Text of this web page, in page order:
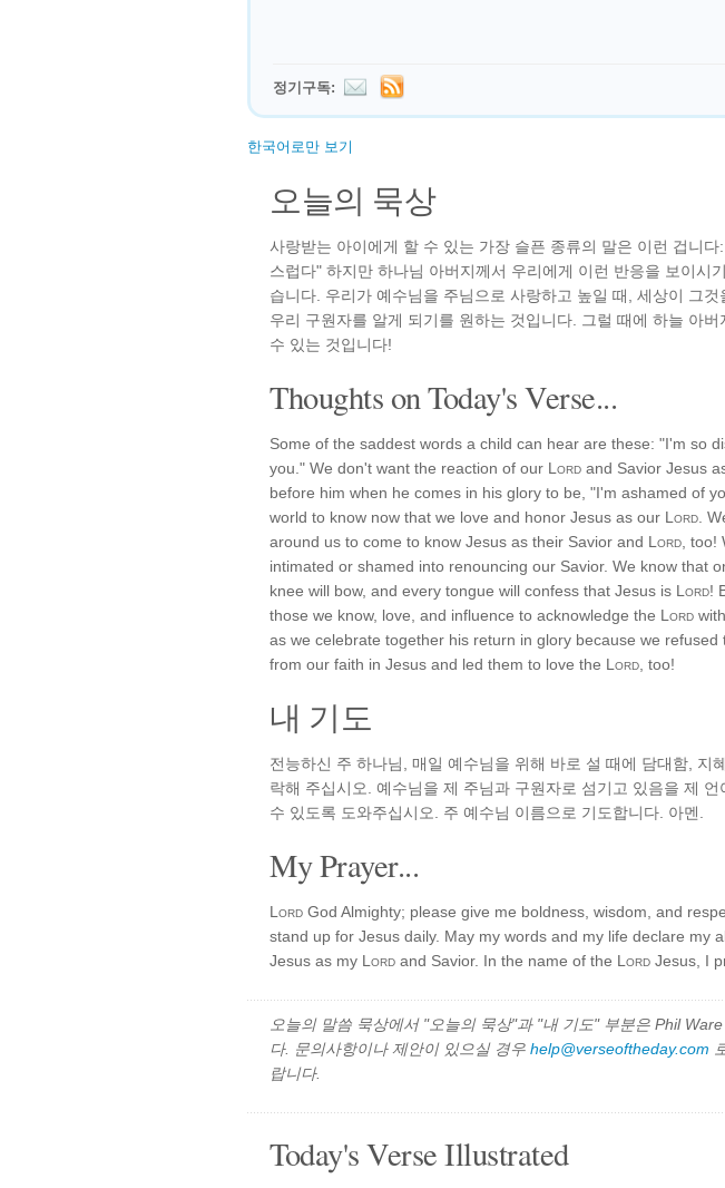
정기구독:
한국어로만 보기
오늘의 묵상
사랑받는 아이에게 할 수 있는 가장 슬픈 종류의 말은 이런 겁니다
스럽다" 하지만 하나님 아버지께서 우리에게 이런 반응을 보이시
습니다. 우리가 예수님을 주님으로 사랑하고 높일 때, 세상이 그것
우리 구원자를 알게 되기를 원하는 것입니다. 그럴 때에 하늘 아버
수 있는 것입니다!
Thoughts on Today's Verse...
Some of the saddest words a child can hear are these: "I'm so
you." We don't want the reaction of our Lord and Savior Jesus
before him when he comes in his glory to be, "I'm ashamed of
world to know now that we love and honor Jesus as our Lord .
around us to come to know Jesus as their Savior and Lord ,
intimated or shamed into renouncing our Savior. We know that
knee will bow, and every tongue will confess that Jesus is Lord!
those we know, love, and influence to acknowledge the Lord
as we celebrate together his return in glory because we refused
from our faith in Jesus and led them to love the Lord , too!
내 기도
전능하신 주 하나님, 매일 예수님을 위해 바로 설 때에 담대함, 지
락해 주십시오. 예수님을 제 주님과 구원자로 섬기고 있음을 제 언
수 있도록 도와주십시오. 주 예수님 이름으로 기도합니다. 아멘.
My Prayer...
Lord God Almighty; please give me boldness, wisdom, and
stand up for Jesus daily. May my words and my life declare my
Jesus as my Lord and Savior. In the name of the Lord Jesus, I
오늘의 말씀 묵상에서 "오늘의 묵상"과 "내 기도" 부분은 Phil
다. 문의사항이나 제안이 있으실 경우 help@verseoftheday.com
랍니다.
Today's Verse Illustrated